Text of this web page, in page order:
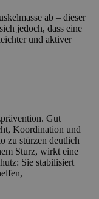
ab – dieser
jedoch, dass eine
und aktiver
Gut
Koordination und
zu stürzen deutlich
Sturz, wirkt eine
Sie stabilisiert